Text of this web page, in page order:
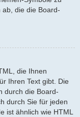
die die Board-
die Ihnen
Ihren Text gibt. Die
durch die Board-
durch Sie für jeden
ist ähnlich wie HTML